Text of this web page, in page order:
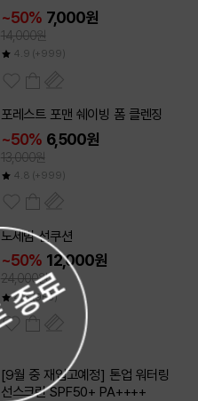
~50% 7,000원
14,000원
4.9 (+999)
~50
포레스트 포맨 쉐이빙 폼 클렌징
~50% 6,500원
13,000원
4.8 (+999)
노세범 선쿠션
~50% 12,000원
24,000원
4.6(955)
~50%
[9월 중 재입고예정] 톤업 워터링
선스크린 SPF50+ PA++++